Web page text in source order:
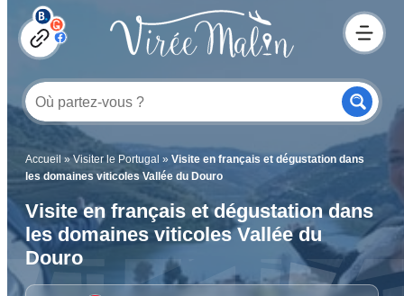
Accueil »Visiter le Portugal » Visite en français et dégustation dans
les domaines viticoles Vallée du Douro
Visite en français et dégustation dans
les domaines viticoles Vallée du
Douro